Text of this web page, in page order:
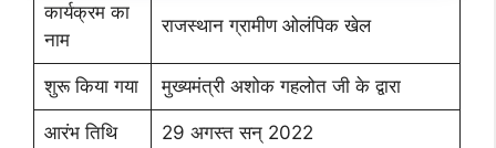
कार्यक्रम का
नाम
राजस्थान ग्रामीण ओलंपिक खेल
शुरू किया गया मुख्यमंत्री अशोक गहलोत जी के द्वारा
आरंभ तिथि 29 अगस्त सन् 2022